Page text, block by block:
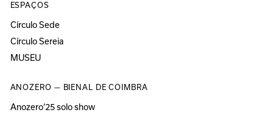
ESPAÇOS
Círculo Sede
Círculo Sereia
MUSEU
ANOZERO — BIENAL DE COIMBRA
Anozero‘25 solo show